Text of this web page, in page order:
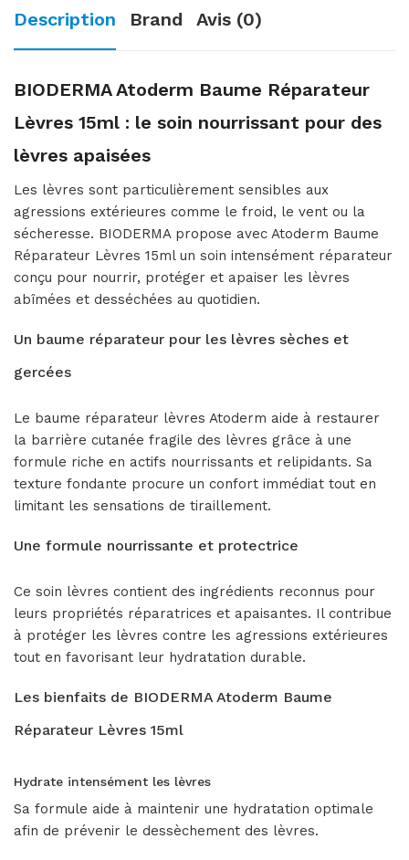
Description Brand Avis (0)
BIODERMA Atoderm Baume Réparateur
Lèvres 15ml : le soin nourrissant pour des
lèvres apaisées
Les lèvres sont particulièrement sensibles aux
agressions extérieures comme le froid, le vent ou la
sécheresse. BIODERMA propose avec Atoderm Baume
Réparateur Lèvres 15ml un soin intensément réparateur
conçu pour nourrir, protéger et apaiser les lèvres
abîmées et desséchées au quotidien.
Un baume réparateur pour les lèvres sèches et
gercées
Le baume réparateur lèvres Atoderm aide à restaurer
la barrière cutanée fragile des lèvres grâce à une
formule riche en actifs nourrissants et relipidants. Sa
texture fondante procure un confort immédiat tout en
limitant les sensations de tiraillement.
Une formule nourrissante et protectrice
Ce soin lèvres contient des ingrédients reconnus pour
leurs propriétés réparatrices et apaisantes. Il contribue
à protéger les lèvres contre les agressions extérieures
tout en favorisant leur hydratation durable.
Les bienfaits de BIODERMA Atoderm Baume
Réparateur Lèvres 15ml
Hydrate intensément les lèvres
Sa formule aide à maintenir une hydratation optimale
afin de prévenir le dessèchement des lèvres.